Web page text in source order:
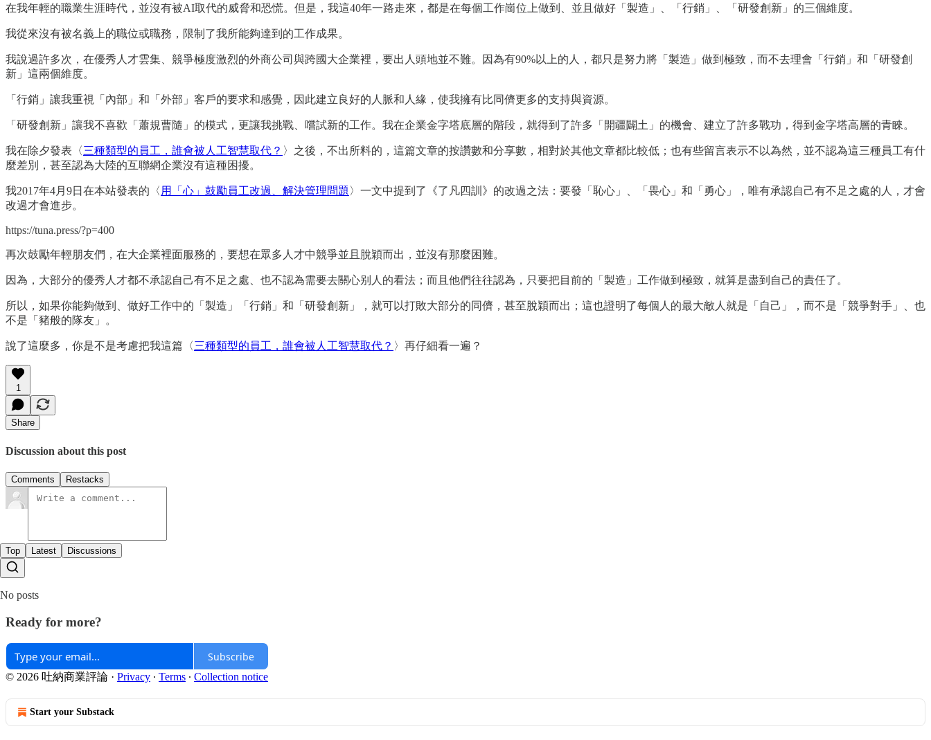
在我年輕的職業生涯時代，並沒有被AI取代的威脅和恐慌。但是，我這40年一路走來，都是在每個工作崗位上做到、並且做好「製造」、「行銷」、「研發創新」的三個維度。
我從來沒有被名義上的職位或職務，限制了我所能夠達到的工作成果。
我說過許多次，在優秀人才雲集、競爭極度激烈的外商公司與跨國大企業裡，要出人頭地並不難。因為有90%以上的人，都只是努力將「製造」做到極致，而不去理會「行銷」和「研發創
新」這兩個維度。
「行銷」讓我重視「內部」和「外部」客戶的要求和感覺，因此建立良好的人脈和人緣，使我擁有比同儕更多的支持與資源。
「研發創新」讓我不喜歡「蕭規曹隨」的模式，更讓我挑戰、嚐試新的工作。我在企業金字塔底層的階段，就得到了許多「開疆闢土」的機會、建立了許多戰功，得到金字塔高層的青睞。
我在除夕發表〈三種類型的員工，誰會被人工智慧取代？ 〉之後，不出所料的，這篇文章的按讚數和分享數，相對於其他文章都比較低；也有些留言表示不以為然，並不認為這三種員工有什
麼差別，甚至認為大陸的互聯網企業沒有這種困擾。
我2017年4月9日在本站發表的〈 用「心」鼓勵員工改過、解決管理問題 〉一文中提到了《了凡四訓》的改過之法：要發「恥心」、「畏心」和「勇心」，唯有承認自己有不足之處的人，才會
改過才會進步。
https://tuna.press/?p=400
再次鼓勵年輕朋友們，在大企業裡面服務的，要想在眾多人才中競爭並且脫穎而出，並沒有那麼困難。
因為，大部分的優秀人才都不承認自己有不足之處、也不認為需要去關心别人的看法；而且他們往往認為，只要把目前的「製造」工作做到極致，就算是盡到自己的責任了。
所以，如果你能夠做到、做好工作中的「製造」「行銷」和「研發創新」，就可以打敗大部分的同儕，甚至脫穎而出；這也證明了每個人的最大敵人就是「自己」，而不是「競爭對手」、也
不是「豬般的隊友」。
說了這麼多，你是不是考慮把我這篇〈三種類型的員工，誰會被人工智慧取代？ 〉再仔細看一遍？
1
Share
Discussion about this post
Comments Restacks
Top Latest Discussions
No posts
Ready for more?
Subscribe
© 2026 吐納商業評論 · Privacy ∙ Terms ∙ Collection notice
Start your Substack